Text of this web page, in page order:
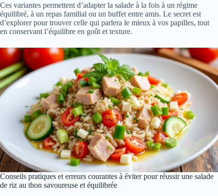
Ces variantes permettent d’adapter la salade à la fois à un régime
équilibré, à un repas familial ou un buffet entre amis. Le secret est
d’explorer pour trouver celle qui parlera le mieux à vos papilles, tout
en conservant l’équilibre en goût et texture.
Conseils pratiques et erreurs courantes à éviter pour réussir une salade
de riz au thon savoureuse et équilibrée